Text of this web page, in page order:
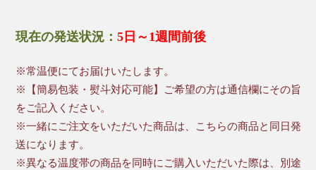
現在の発送状況： 5日～1週間前後
※常温便にてお届けいたします。
※【簡易包装・熨斗対応可能】ご希望の方は通信欄にその旨
をご記入ください。
※一緒にご注文をいただいた商品は、こちらの商品と同日発
送になります。
※異なる温度帯の商品を同時にご購入いただいた際は、別途